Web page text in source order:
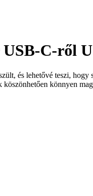
C-ről
és lehetővé teszi,
könnyen